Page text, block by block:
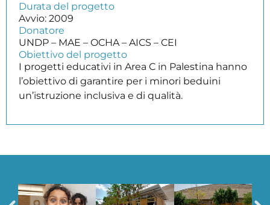
Durata del progetto
Avvio: 2009
Donatore
UNDP – MAE – OCHA – AICS – CEI
Obiettivo del progetto
I progetti educativi in Area C in Palestina hanno
l’obiettivo di garantire per i minori beduini
un’istruzione inclusiva e di qualità.